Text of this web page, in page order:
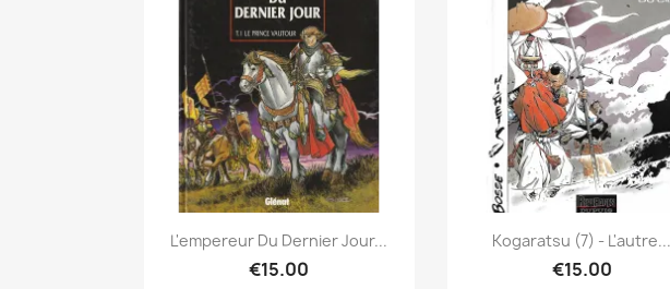
Quick view
L'empereur Du Dernier Jour...
€15.00
Quick view
Kogaratsu (7) - L'autre...
€15.00